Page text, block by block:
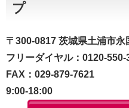
プ
〒300-0817 茨城県土浦市永
フリーダイヤル：0120-
FAX：029-879-7621
9:00-18:00